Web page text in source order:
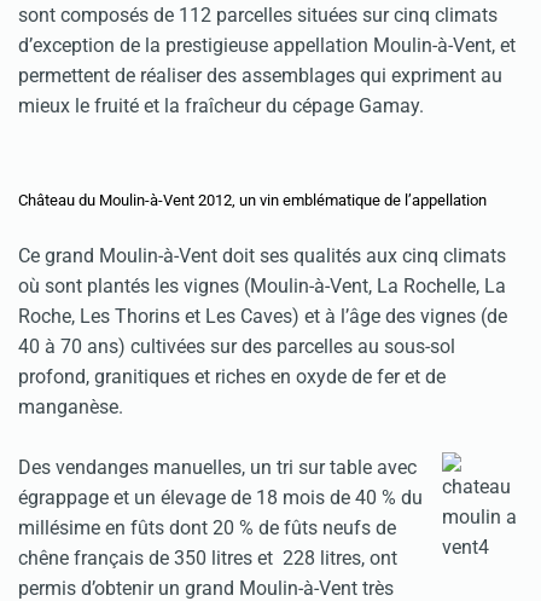
sont composés de 112 parcelles situées sur cinq climats
d’exception de la prestigieuse appellation Moulin-à-Vent, et
permettent de réaliser des assemblages qui expriment au
mieux le fruité et la fraîcheur du cépage Gamay.
Château du Moulin-à-Vent 2012, un vin emblématique de l’appellation
Ce grand Moulin-à-Vent doit ses qualités aux cinq climats
où sont plantés les vignes (Moulin-à-Vent, La Rochelle, La
Roche, Les Thorins et Les Caves) et à l’âge des vignes (de
40 à 70 ans) cultivées sur des parcelles au sous-sol
profond, granitiques et riches en oxyde de fer et de
manganèse.
Des vendanges manuelles, un tri sur table avec
égrappage et un élevage de 18 mois de 40 % du
millésime en fûts dont 20 % de fûts neufs de
chêne français de 350 litres et 228 litres, ont
permis d’obtenir un grand Moulin-à-Vent très